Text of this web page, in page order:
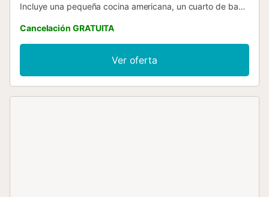
Incluye una pequeña cocina americana, un cuarto de baño
aprovechar al máximo el espacio disponible. Ubicación
céntrica y espacio acogedor...
Cancelación GRATUITA
Ver oferta